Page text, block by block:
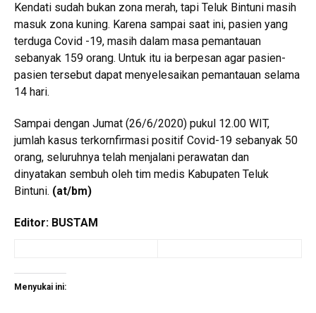
Kendati sudah bukan zona merah, tapi Teluk Bintuni masih
masuk zona kuning. Karena sampai saat ini, pasien yang
terduga Covid -19, masih dalam masa pemantauan
sebanyak 159 orang. Untuk itu ia berpesan agar pasien-
pasien tersebut dapat menyelesaikan pemantauan selama
14 hari.
Sampai dengan Jumat (26/6/2020) pukul 12.00 WIT,
jumlah kasus terkornfirmasi positif Covid-19 sebanyak 50
orang, seluruhnya telah menjalani perawatan dan
dinyatakan sembuh oleh tim medis Kabupaten Teluk
Bintuni. (at/bm)
Editor: BUSTAM
Menyukai ini: